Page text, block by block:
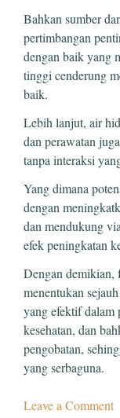
Bahkan sumber
pertimbangan
dengan baik yang
tinggi cenderung
baik.
Lebih lanjut, air
dan perawatan
tanpa interaksi
Yang dimana
dengan
dan mendukung
efek peningkatan
Dengan demikian,
menentukan
yang efektif dalam
kesehatan, dan
pengobatan,
yang serbaguna.
Leave a Comment